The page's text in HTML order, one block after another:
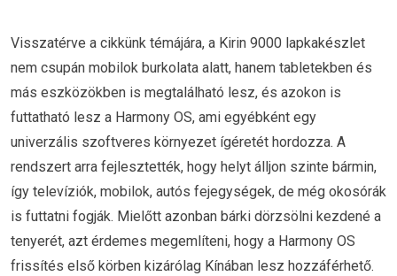
Visszatérve a cikkünk témájára, a Kirin 9000 lapkakészlet
nem csupán mobilok burkolata alatt, hanem tabletekben és
más eszközökben is megtalálható lesz, és azokon is
futtatható lesz a Harmony OS, ami egyébként egy
univerzális szoftveres környezet ígéretét hordozza. A
rendszert arra fejlesztették, hogy helyt álljon szinte bármin,
így televíziók, mobilok, autós fejegységek, de még okosórák
is futtatni fogják. Mielőtt azonban bárki dörzsölni kezdené a
tenyerét, azt érdemes megemlíteni, hogy a Harmony OS
frissítés első körben kizárólag Kínában lesz hozzáférhető.